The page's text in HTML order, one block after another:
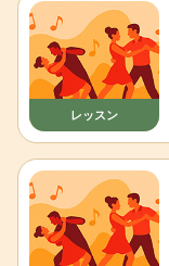
レッスン